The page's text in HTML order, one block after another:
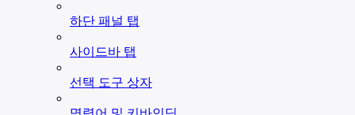
하단 패널 탭
사이드바 탭
선택 도구 상자